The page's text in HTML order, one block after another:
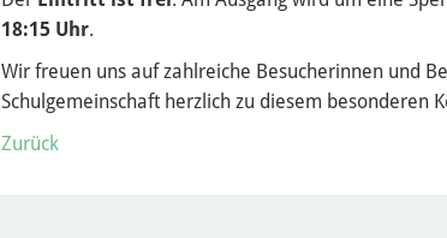
18:15 Uhr.
Wir freuen uns auf zahlreiche Besucherinnen und
Schulgemeinschaft herzlich zu diesem besonderen
Zurück